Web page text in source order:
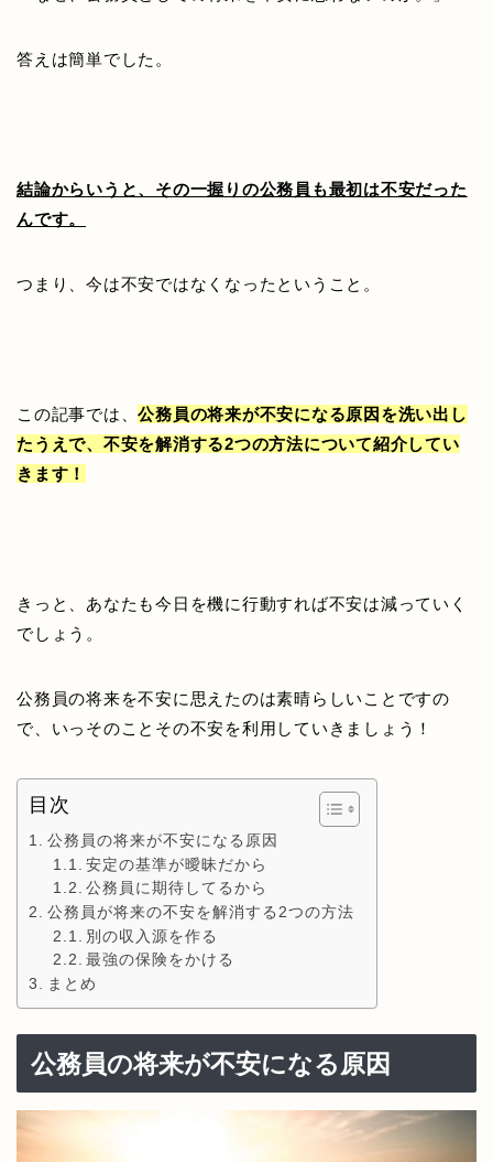
答えは簡単でした。
結論からいうと、その一握りの公務員も最初は不安だった
んです。
つまり、今は不安ではなくなったということ。
この記事では、公務員の将来が不安になる原因を洗い出し
たうえで、不安を解消する2つの方法について紹介してい
きます！
きっと、あなたも今日を機に行動すれば不安は減っていく
でしょう。
公務員の将来を不安に思えたのは素晴らしいことですの
で、いっそのことその不安を利用していきましょう！
目次
公務員の将来が不安になる原因
安定の基準が曖昧だから
公務員に期待してるから
公務員が将来の不安を解消する2つの方法
別の収入源を作る
最強の保険をかける
まとめ
公務員の将来が不安になる原因